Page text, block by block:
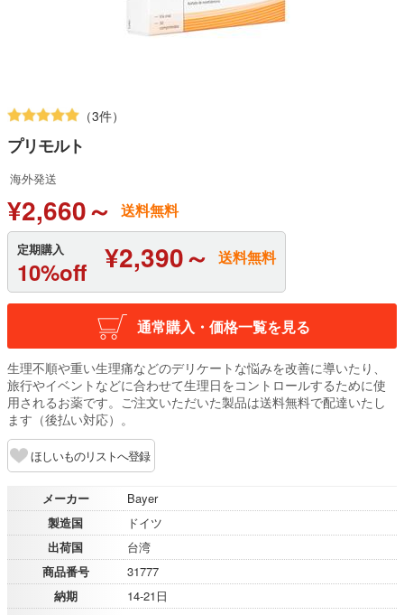
（3件）
プリモルト
海外発送
¥2,660～ 送料無料
定期購入
10%off ¥2,390～ 送料無料
通常購入・価格一覧を見る
生理不順や重い生理痛などのデリケートな悩みを改善に導いたり、
旅行やイベントなどに合わせて生理日をコントロールするために使
用されるお薬です。ご注文いただいた製品は送料無料で配達いたし
ます（後払い対応）。
ほしいものリストへ登録
メーカー
Bayer
製造国
ドイツ
出荷国
台湾
商品番号
31777
納期
14-21日